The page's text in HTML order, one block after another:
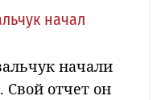
начал
начали
Свой отчет он